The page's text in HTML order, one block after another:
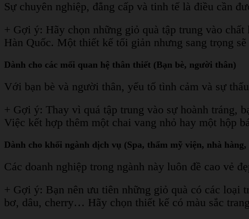
Sự chuyên nghiệp, đẳng cấp và tinh tế là điều cần
+ Gợi ý: Hãy chọn những giỏ quà tập trung vào
Hàn Quốc. Một thiết kế tối giản nhưng sang trọng
Dành cho các mối quan hệ thân thiết (Bạn bè, người thân)
Với bạn bè và người thân, yếu tố tình cảm và sự
+ Gợi ý: Thay vì quá tập trung vào sự hoành tráng,
Việc kết hợp thêm một chai vang nhỏ hay một hộp
Dành cho khối ngành dịch vụ (Spa, thẩm mỹ viện, nhà hàng,
Các doanh nghiệp trong ngành này luôn đề cao vẻ
+ Gợi ý: Bạn nên ưu tiên những giỏ quà có các loại
bơ, dâu, cherry… Hãy chọn thiết kế có màu sắc